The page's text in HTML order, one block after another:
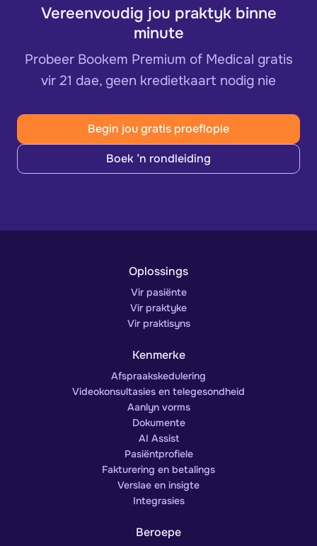
Vereenvoudig jou praktyk binne
minute
Probeer Bookem Premium of Medical gratis
vir 21 dae, geen kredietkaart nodig nie
Begin jou gratis proeflopie
Boek ’n rondleiding
Oplossings
Vir pasiënte
Vir praktyke
Vir praktisyns
Kenmerke
Afspraakskedulering
Videokonsultasies en telegesondheid
Aanlyn vorms
Dokumente
AI Assist
Pasiëntprofiele
Fakturering en betalings
Verslae en insigte
Integrasies
Beroepe